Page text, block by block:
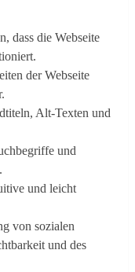
dass die Webseite
der Webseite
Alt-Texten und
und
und leicht
von sozialen
und des